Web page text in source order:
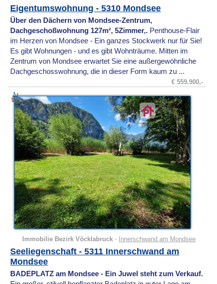
Eigentumswohnung - 5310 Mondsee
Über den Dächern von Mondsee-Zentrum,
Dachgeschoßwohnung 127m², 5Zimmer,. Penthouse-Flair
im Herzen von Mondsee - Ein ganzes Stockwerk nur für Sie!
Es gibt Wohnungen - und es gibt Wohnträume. Mitten im
Zentrum von Mondsee erwartet Sie eine außergewöhnliche
Dachgeschosswohnung, die in dieser Form kaum zu ...
€ 559.900,-
Immobilie Bezirk Vöcklabruck - Innerschwand am Mondsee
Seeliegenschaft - 5311 Innerschwand am
Mondsee
BADEPLATZ am Mondsee - Ein Juwel steht zum Verkauf.